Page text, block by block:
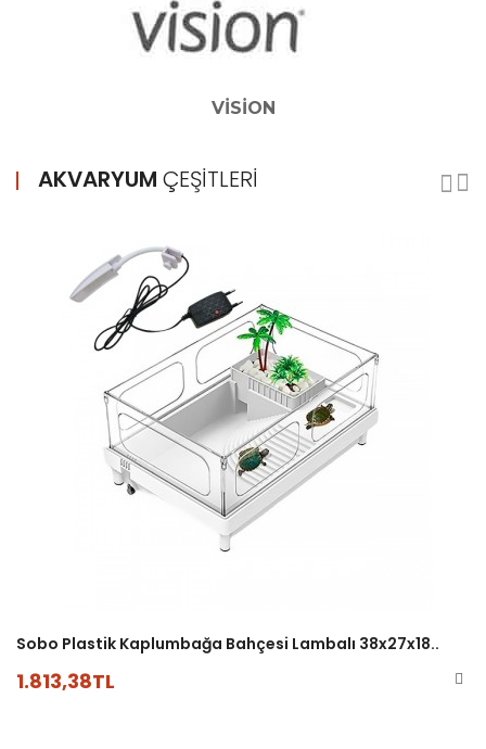
VISION
AKVARYUM ÇEŞITLERI
Sobo Plastik Kaplumbağa Bahçesi Lambalı 38x27x18..
1.813,38TL